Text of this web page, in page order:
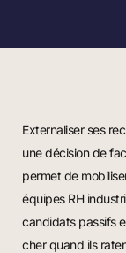
Externaliser ses
une décision de
permet de
équipes RH
candidats passifs
cher quand ils